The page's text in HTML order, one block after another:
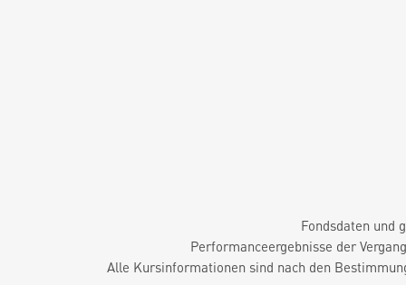
Fondsdaten und
Performanceergebnisse der
Alle Kursinformationen sind nach den